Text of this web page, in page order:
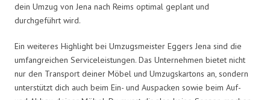
dein Umzug von Jena nach Reims optimal geplant und
durchgeführt wird.
Ein weiteres Highlight bei Umzugsmeister Eggers Jena sind die
umfangreichen Serviceleistungen. Das Unternehmen bietet nicht
nur den Transport deiner Möbel und Umzugskartons an, sondern
unterstützt dich auch beim Ein- und Auspacken sowie beim Auf-